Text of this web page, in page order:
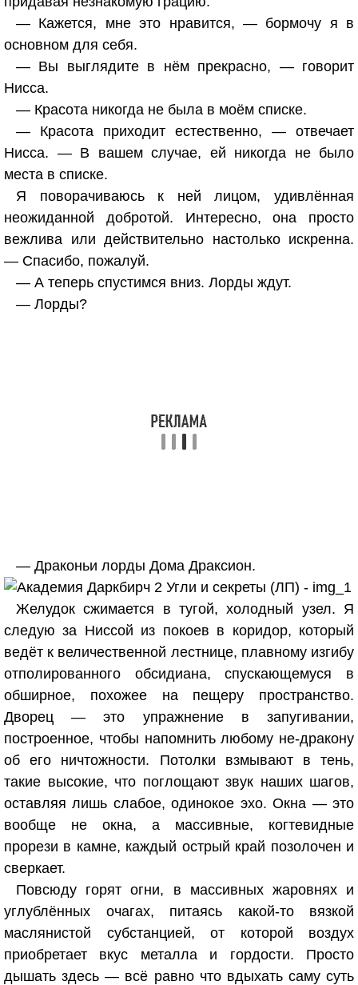
— Кажется, мне это нравится, — бормочу я в
основном для себя.
— Вы выглядите в нём прекрасно, — говорит
Нисса.
— Красота никогда не была в моём списке.
— Красота приходит естественно, — отвечает
Нисса. — В вашем случае, ей никогда не было
места в списке.
Я поворачиваюсь к ней лицом, удивлённая
неожиданной добротой. Интересно, она просто
вежлива или действительно настолько искренна.
— Спасибо, пожалуй.
— А теперь спустимся вниз. Лорды ждут.
— Лорды?
— Драконьи лорды Дома Драксион.
Желудок сжимается в тугой, холодный узел. Я
следую за Ниссой из покоев в коридор, который
ведёт к величественной лестнице, плавному изгибу
отполированного обсидиана, спускающемуся в
обширное, похожее на пещеру пространство.
Дворец — это упражнение в запугивании,
построенное, чтобы напомнить любому не-дракону
об его ничтожности. Потолки взмывают в тень,
такие высокие, что поглощают звук наших шагов,
оставляя лишь слабое, одинокое эхо. Окна — это
вообще не окна, а массивные, когтевидные
прорези в камне, каждый острый край позолочен и
сверкает.
Повсюду горят огни, в массивных жаровнях и
углублённых очагах, питаясь какой-то вязкой
маслянистой субстанцией, от которой воздух
приобретает вкус металла и гордости. Просто
дышать здесь — всё равно что вдыхать саму суть